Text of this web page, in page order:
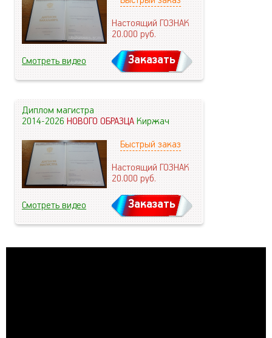
Настоящий ГОЗНАК
20.000руб.
Смотреть видео Заказать
Диплом магистра
2014-2026НОВОГО ОБРАЗЦАКиржач
Быстрый заказ
Настоящий ГОЗНАК
20.000руб.
Смотреть видео Заказать